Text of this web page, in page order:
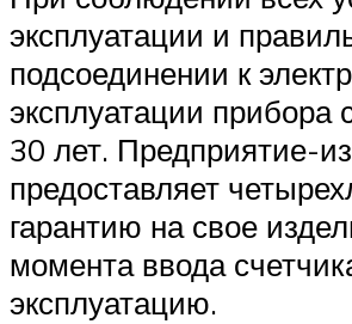
эксплуатации и
подсоединении к
эксплуатации прибора
30 лет. Предприятие-
предоставляет
гарантию на свое
момента ввода
эксплуатацию.